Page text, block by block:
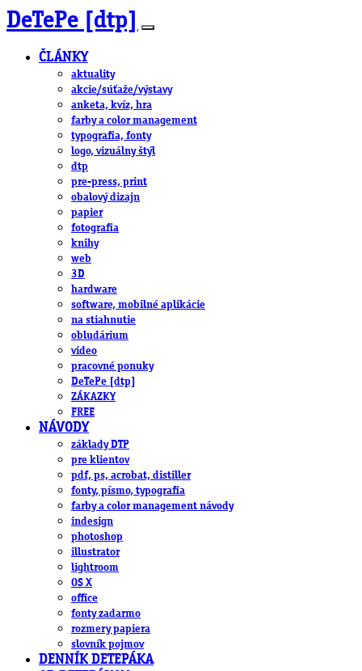
DeTePe [dtp]
ČLÁNKY
aktuality
akcie/súťaže/výstavy
anketa, kvíz, hra
farby a color management
typografia, fonty
logo, vizuálny štýl
dtp
pre-press, print
obalový dizajn
papier
fotografia
knihy
web
3D
hardware
software, mobilné aplikácie
na stiahnutie
obludárium
video
pracovné ponuky
DeTePe [dtp]
ZÁKAZKY
FREE
NÁVODY
základy DTP
pre klientov
pdf, ps, acrobat, distiller
fonty, písmo, typografia
farby a color management návody
indesign
photoshop
illustrator
lightroom
OS X
office
fonty zadarmo
rozmery papiera
slovník pojmov
DENNÍK DETEPÁKA